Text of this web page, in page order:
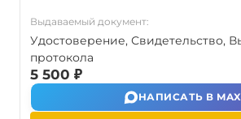
Выдаваемый документ:
Удостоверение, Свидетельство,
протокола
5 500 ₽
НАПИСАТЬ В MAX